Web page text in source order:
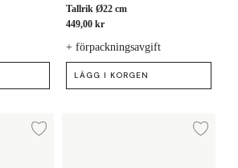
Tallrik Ø22 cm
449,00 kr
+ förpackningsavgift
LÄGG I KORGEN
Lägg till i önskelista